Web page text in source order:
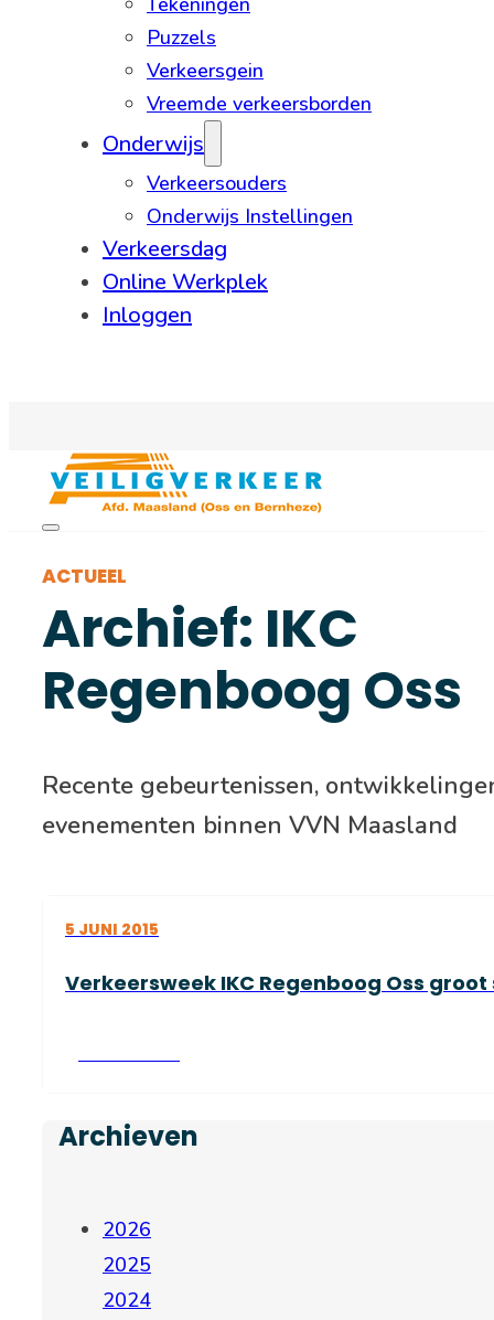
Puzzels
Verkeersgein
Vreemde verkeersborden
Onderwijs
Verkeersouders
Onderwijs Instellingen
Verkeersdag
Online Werkplek
Inloggen
ACTUEEL
Archief: IKC
Regenboog Oss
Recente gebeurtenissen,
evenementen binnen VVN Maasland
5 JUNI 2015
Verkeersweek IKC Regenboog Oss
Archieven
2026
2025
2024